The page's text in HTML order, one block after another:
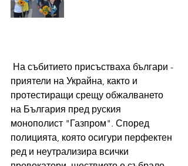
приятели на Украйна, както и
протестиращи срещу обжалването
на България пред руския
монополист "Газпром". Според
полицията, която осигури перфектен
ред и неутрализира всички